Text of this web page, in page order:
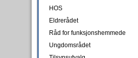
HOS
Eldrerådet
Råd for funksjonshemmede
Ungdomsrådet